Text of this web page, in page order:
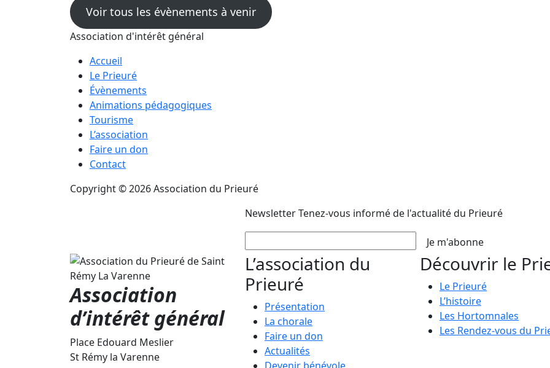
Voir tous les évènements à venir
Association d'intérêt général
Accueil
Le Prieuré
Évènements
Animations pédagogiques
Tourisme
L’association
Faire un don
Contact
Copyright © 2026 Association du Prieuré
NewsletterTenez-vous informé de l'actualité du Prieuré
Je m'abonne
Association
d’intérêt général
Place Edouard Meslier
St Rémy la Varenne
L’association du
Prieuré
Présentation
La chorale
Faire un don
Actualités
Découvrir le
Le Prieuré
L’histoire
Les Hortomnales
Les Rendez-vous du